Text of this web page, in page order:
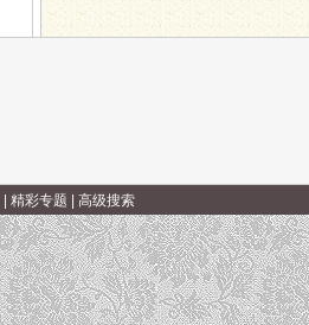
精彩专题 高级搜索